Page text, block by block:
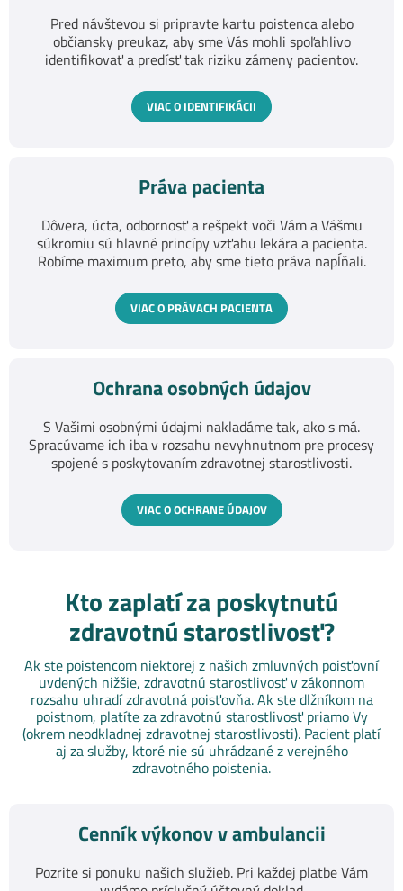
Pred návštevou si pripravte kartu poistenca alebo
občiansky preukaz, aby sme Vás mohli spoľahlivo
identifikovať a predísť tak riziku zámeny pacientov.
VIAC O IDENTIFIKÁCII
Práva pacienta
Dôvera, úcta, odbornosť a rešpekt voči Vám a Vášmu
súkromiu sú hlavné princípy vzťahu lekára a pacienta.
Robíme maximum preto, aby sme tieto práva napĺňali.
VIAC O PRÁVACH PACIENTA
Ochrana osobných údajov
S Vašimi osobnými údajmi nakladáme tak, ako s má.
Spracúvame ich iba v rozsahu nevyhnutnom pre procesy
spojené s poskytovaním zdravotnej starostlivosti.
VIAC O OCHRANE ÚDAJOV
Kto zaplatí za poskytnutú
zdravotnú starostlivosť?
Ak ste poistencom niektorej z našich zmluvných poisťovní
uvdených nižšie, zdravotnú starostlivosť v zákonnom
rozsahu uhradí zdravotná poisťovňa. Ak ste dlžníkom na
poistnom, platíte za zdravotnú starostlivosť priamo Vy
(okrem neodkladnej zdravotnej starostlivosti). Pacient platí
aj za služby, ktoré nie sú uhrádzané z verejného
zdravotného poistenia.
Cenník výkonov v ambulancii
Pozrite si ponuku našich služieb. Pri každej platbe Vám